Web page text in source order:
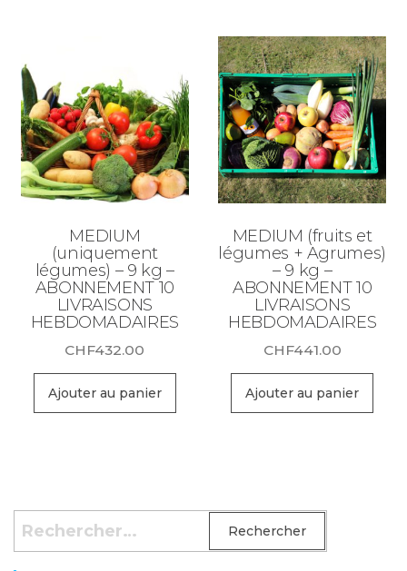
MEDIUM
(uniquement
légumes) – 9 kg –
ABONNEMENT 10
LIVRAISONS
HEBDOMADAIRES
CHF432.00
Ajouter au panier
MEDIUM (fruits et
légumes + Agrumes)
– 9 kg –
ABONNEMENT 10
LIVRAISONS
HEBDOMADAIRES
CHF441.00
Ajouter au panier
Rechercher :